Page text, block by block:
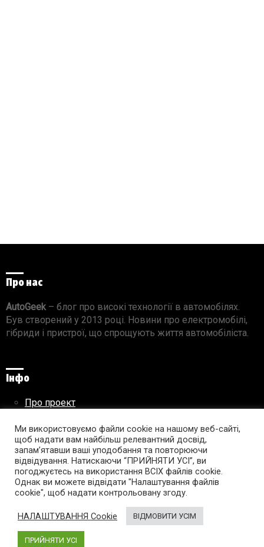
Про нас
AutoGeek– блог про високі технології в автомобілях.
Був створений у 2013 році. Новини про електромобілі,
гібриди і пристрої, що спрощують життя автомобіліста.
Інфо
Про проект
Правила використання матеріалів
Підпишись на AutoGeek!
facebooktwitter instagramyoutube tumblr linkedin
Ми використовуємо файли cookie на нашому веб-сайті,
щоб надати вам найбільш релевантний досвід,
запам’ятавши ваші уподобання та повторюючи
відвідування. Натискаючи “ПРИЙНЯТИ УСІ”, ви
погоджуєтесь на використання ВСІХ файлів cookie.
Однак ви можете відвідати "Налаштування файлів
cookie", щоб надати контрольовану згоду.
НАЛАШТУВАННЯ Cookie ВІДМОВИТИ УСІМ
ПРИЙНЯТИ УСІ